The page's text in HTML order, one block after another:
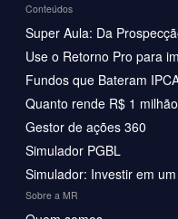
Conteúdos
Super Aula: Da
Use o Retorno Pro para
Fundos que Bateram
Quanto rende R$ 1
Gestor de ações 360
Simulador PGBL
Simulador: Investir em
Sobre a MR